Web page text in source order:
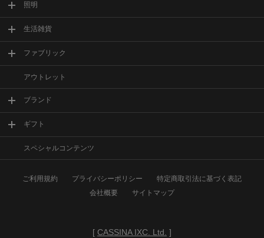
照明
生活雑貨
ファブリック
アウトレット
ブランド
ギフト
スペシャルコンテンツ
ご利用規約 プライバシーポリシー
特定商取引法に基づく表記
会社概要
サイトマップ
[ CASSINA IXC. Ltd. ]